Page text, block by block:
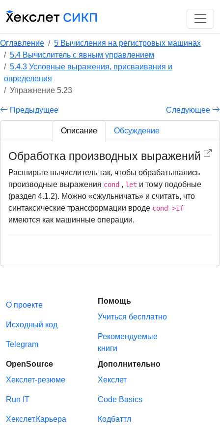
Оглавление
5 Вычисления на регистровых машинах
5.4 Вычислитель с явным управлением
5.4.3 Условные выражения, присваивания и
определения
Упражнение 5.23
Предыдущее Следующее
Описание Обсуждение
Обработка производных выражений
Расширьте вычислитель так, чтобы обрабатывались
производные выражения cond , let и тому подобные
(раздел 4.1.2). Можно «сжульничать» и считать, что
синтаксические трансформации вроде cond->if
имеются как машинные операции.
О проекте
Исходный код
Telegram
Помощь
Учиться бесплатно
Рекомендуемые
книги
OpenSource
Хекслет-резюме
Run IT
Хекслет.Карьера
Дополнительно
Хекслет
Code Basics
Кодбаттл